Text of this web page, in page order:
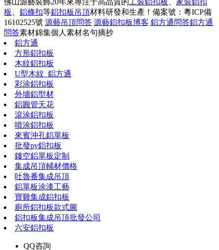
佛山源藝裝飾20年來專注于高品質的工裝鋁扣板
家裝鋁扣
板
鋁條扣等鋁扣板吊頂材料研發和生產！ 備案號：粵ICP備
16102525號 源藝吊頂問答 源藝鋁扣板博客 鋁方通問答鋁方通
問答素材錦集個人素材名句摘抄
鋁方通
方形鋁扣板
木紋鋁扣板
U型木紋_鋁方通
彩涂鋁扣板
外墻鋁型材
鋁圓管天花
滾涂鋁扣板
噴涂鋁扣板
來賓沖孔鋁單板
批發pv鋁扣板
鏤空鋁單板定制
集成吊頂輔材價格
吐魯番集成吊頂
鋁單板涂漆工藝
寶雞集成鋁扣板
廁所鋁扣板款式圖
鋁扣板集成吊頂批發公司
六安鋁扣板
QQ咨詢